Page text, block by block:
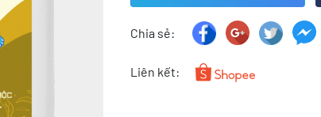
Chia sẻ:
Liên kết: